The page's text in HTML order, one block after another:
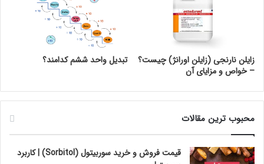
زایلن نارنجی (زایلن اورانژ) چیست؟
– خواص و مزایای آن
تبدیل واحد ششم کدامند؟
محبوب ترین مقالات
قیمت فروش و خرید سوربیتول (Sorbitol) | کاربرد